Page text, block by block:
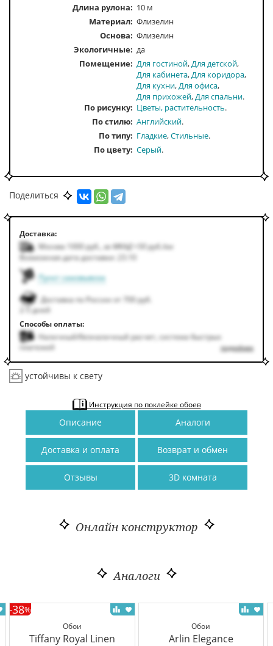
Длина рулона: 10 м
Материал: Флизелин
Основа: Флизелин
Экологичные: да
Помещение Для гостиной Для детской
Для кабинета Для коридора
Для кухни Для офиса
Для прихожей Для спальни
По рисунку
Цветы, растительность
По стилю Английский
По типу
Гладкие Стильные
По цвету Серый
Поделиться
Доставка:
Москва 1000руб. за МКАД +50руб. /км
Возможная дата доставки: 23.10
Пункт самовывоза
Доставка по России от 700 руб.
2-5 дней
Способы оплаты:
Наличный/безналичный расчет, система быстрых
платежей
подробнее
устойчивы к свету
Инструкция по поклейке обоев
Описание Аналоги
Доставка и оплата Возврат и обмен
Отзывы 3D комната
Онлайн конструктор
Аналоги
Обои
Tiffany Royal Linen
-38%
Обои
Arlin Elegance